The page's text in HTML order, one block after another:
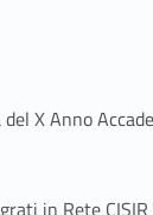
X Anno